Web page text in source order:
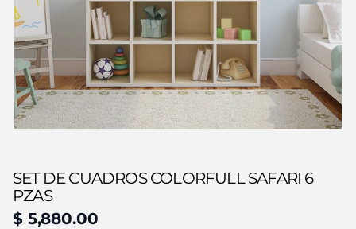
SET DE CUADROS COLORFULL SAFARI 6
PZAS
$ 5,880.00